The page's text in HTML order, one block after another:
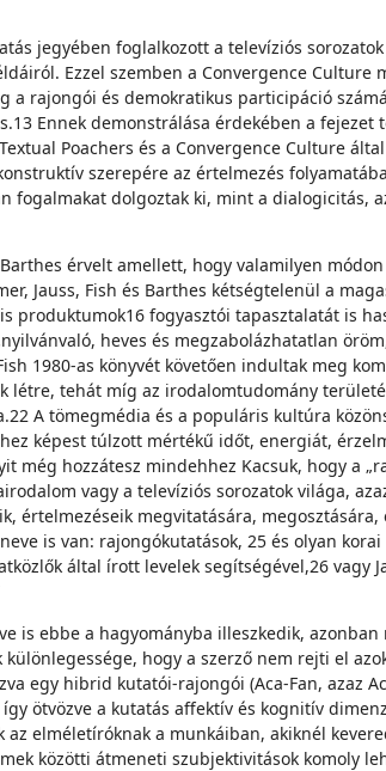
jegyében foglalkozott a televíziós
Ezzel szemben a Convergence
rajongói és demokratikus participáció
Ennek demonstrálása érdekében a
Poachers és a Convergence Culture
szerepére az értelmezés
fogalmakat dolgoztak ki, mint a dialogicitás,
érvelt amellett, hogy valamilyen
Jauss, Fish és Barthes kétségtelenül a
fogyasztói tapasztalatát is
heves és megzabolázhatatlan
1980-as könyvét követően indultak meg
tehát míg az irodalomtudomány
A tömegmédia és a populáris kultúra
képest túlzott mértékű időt, energiát,
hozzátesz mindehhez Kacsuk, hogy a
vagy a televíziós sorozatok világa,
értelmezéseik megvitatására,
is van: rajongókutatások, 25 és olyan
által írott levelek segítségével,26 vagy
is ebbe a hagyományba illeszkedik,
hogy a szerző nem rejti el
egy hibrid kutatói-rajongói (Aca-Fan, azaz
ötvözve a kutatás affektív és kognitív
elméletíróknak a munkáiban, akiknél
közötti átmeneti szubjektivitások komoly